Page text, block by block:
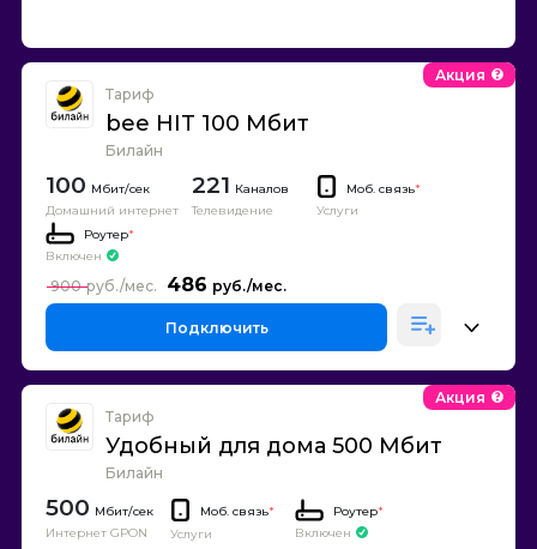
Тариф
bee HIT 100 Мбит
Билайн
Акция
100
Домашний интернет
221 Каналов
Телевидение
Моб. связь*
Услуги
Роутер*
Включен
486
900
Подключить
Тариф
Удобный для дома 500 Мбит
Билайн
Акция
500
Интернет GPON
Моб. связь*
Услуги
Роутер*
Включен